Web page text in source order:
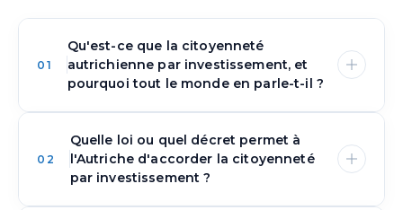
01
Qu'est-ce que la citoyenneté
autrichienne par investissement, et
pourquoi tout le monde en parle-t-il ?
La citoyenneté autrichienne par
investissement est une voie spéciale qui attire
l'attention par son prestige et sa complexité.
Contrairement à la naturalisation standard
02
Quelle loi ou quel décret permet à
l'Autriche d'accorder la citoyenneté
par investissement ?